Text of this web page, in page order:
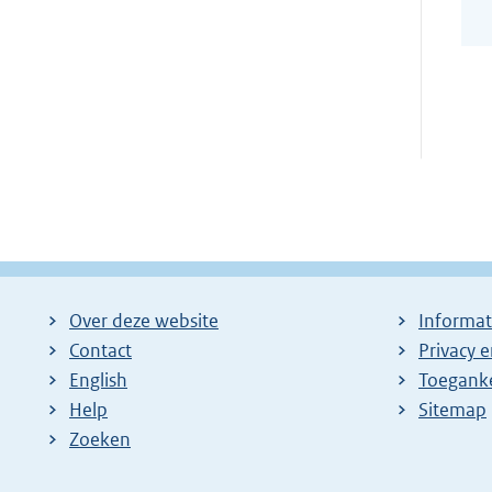
Over deze website
Contact
English
Help
Zoeken
Privacy
Sitemap